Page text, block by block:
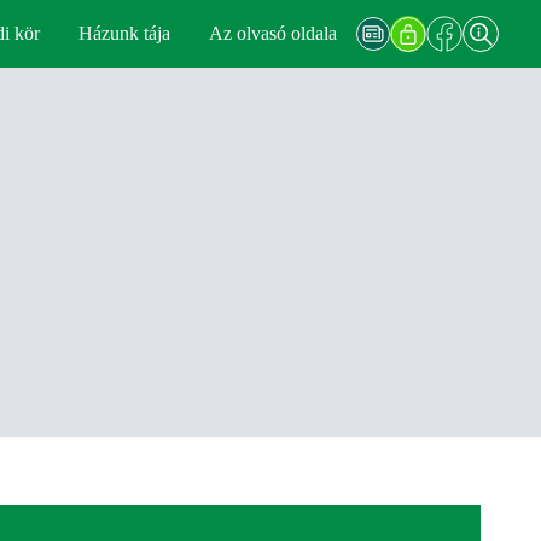
kör Házunk tája Az olvasó oldala